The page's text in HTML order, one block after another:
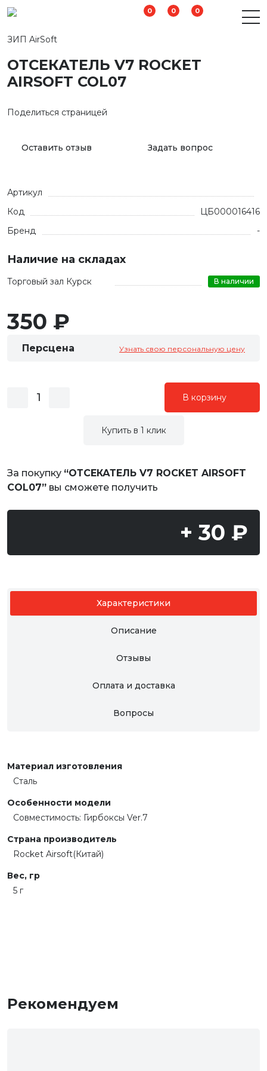
0 0 0
ЗИП AirSoft
ОТСЕКАТЕЛЬ V7 ROCKET
AIRSOFT COL07
Поделиться страницей
Оставить отзыв Задать вопрос
Артикул
Код
ЦБ000016416
Бренд
-
Наличие на складах
Торговый зал Курск В наличии
350 ₽
Персцена Узнать свою персональную цену
В корзину
Купить в 1 клик
За покупку “ОТСЕКАТЕЛЬ V7 ROCKET AIRSOFT
COL07” вы сможете получить
+ 30 ₽
Характеристики
Описание
Отзывы
Оплата и доставка
Вопросы
Материал изготовления
Сталь
Особенности модели
Совместимость: Гирбоксы Ver.7
Страна производитель
Rocket Airsoft(Китай)
Вес, гр
5 г
Рекомендуем